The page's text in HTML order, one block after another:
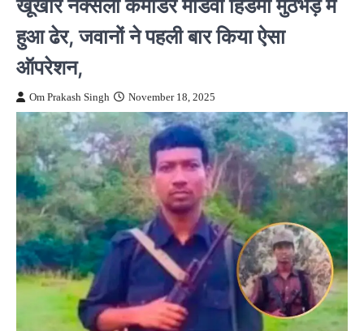
हुआ ढेर, जवानों ने पहली बार किया ऐसा
ऑपरेशन,
Om Prakash Singh November 18, 2025